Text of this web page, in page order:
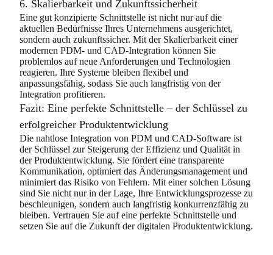
6. Skalierbarkeit und Zukunftssicherheit
Eine gut konzipierte Schnittstelle ist nicht nur auf die
aktuellen Bedürfnisse Ihres Unternehmens ausgerichtet,
sondern auch zukunftssicher. Mit der Skalierbarkeit einer
modernen PDM- und CAD-Integration können Sie
problemlos auf neue Anforderungen und Technologien
reagieren. Ihre Systeme bleiben flexibel und
anpassungsfähig, sodass Sie auch langfristig von der
Integration profitieren.
Fazit: Eine perfekte Schnittstelle – der Schlüssel zu
erfolgreicher Produktentwicklung
Die nahtlose Integration von PDM und CAD-Software ist
der Schlüssel zur Steigerung der Effizienz und Qualität in
der Produktentwicklung. Sie fördert eine transparente
Kommunikation, optimiert das Änderungsmanagement und
minimiert das Risiko von Fehlern. Mit einer solchen Lösung
sind Sie nicht nur in der Lage, Ihre Entwicklungsprozesse zu
beschleunigen, sondern auch langfristig konkurrenzfähig zu
bleiben. Vertrauen Sie auf eine perfekte Schnittstelle und
setzen Sie auf die Zukunft der digitalen Produktentwicklung.